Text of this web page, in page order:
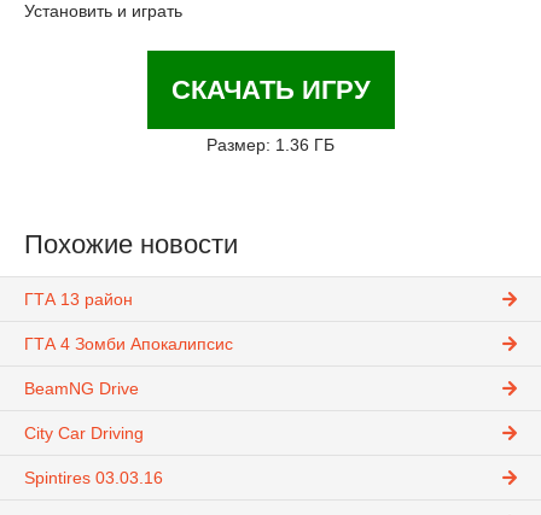
Установить и играть
СКАЧАТЬ ИГРУ
Размер: 1.36 ГБ
Похожие новости
ГТА 13 район
ГТА 4 Зомби Апокалипсис
BeamNG Drive
City Car Driving
Spintires 03.03.16